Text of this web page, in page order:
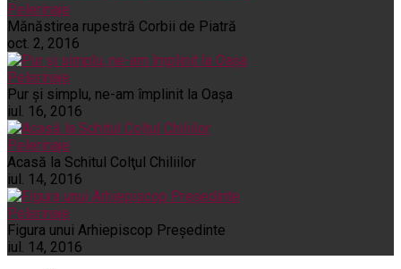
Pelerinaje
Mănăstirea rupestră Corbii de Piatră
oct. 2, 2016
Pelerinaje
Pur şi simplu, ne-am împlinit la Oaşa
iul. 16, 2016
Pelerinaje
Acasă la Schitul Colţul Chiliilor
iul. 14, 2016
Pelerinaje
Figura unui Arhiepiscop Preşedinte
iul. 14, 2016